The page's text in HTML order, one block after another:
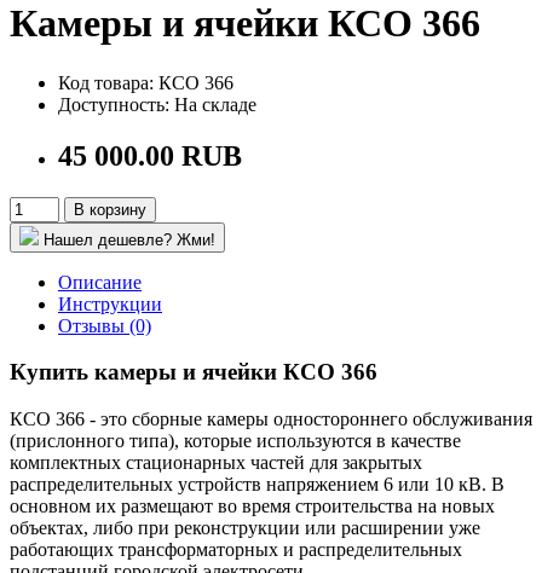
Камеры и ячейки КСО 366
Код товара: КСО 366
Доступность: На складе
45 000.00 RUB
В корзину
Нашел дешевле? Жми!
Описание
Инструкции
Отзывы (0)
Купить камеры и ячейки КСО 366
КСО 366 - это сборные камеры одностороннего обслуживания
(прислонного типа), которые используются в качестве
комплектных стационарных частей для закрытых
распределительных устройств напряжением 6 или 10 кВ. В
основном их размещают во время строительства на новых
объектах, либо при реконструкции или расширении уже
работающих трансформаторных и распределительных